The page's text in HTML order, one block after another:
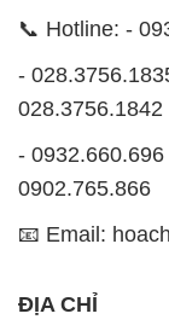
📞 Hotline: -
-
028.3756.1842
-
0902.765.866
📧 Email:
ĐỊA CHỈ